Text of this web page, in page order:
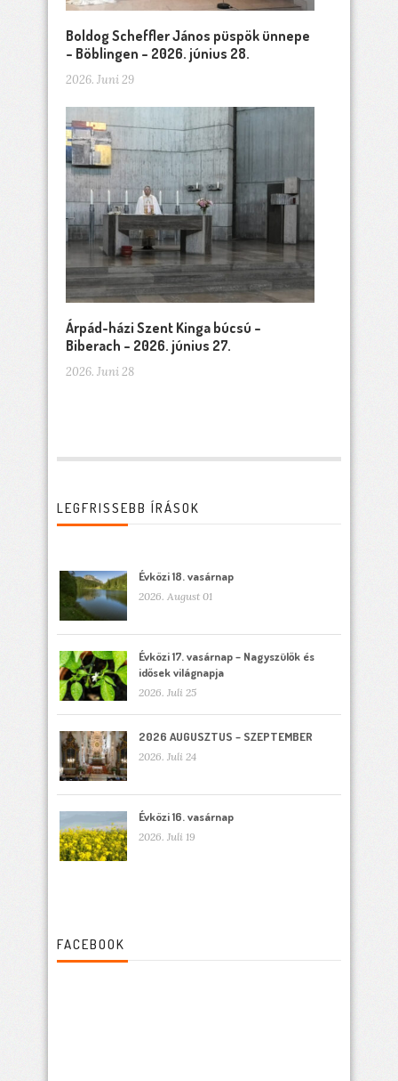
Boldog Scheffler János püspök ünnepe
– Böblingen – 2026. június 28.
2026. Juni 29
Árpád-házi Szent Kinga búcsú –
Biberach – 2026. június 27.
2026. Juni 28
LEGFRISSEBB ÍRÁSOK
Évközi 18. vasárnap
2026. August 01
Évközi 17. vasárnap – Nagyszülők és
idősek világnapja
2026. Juli 25
2026 AUGUSZTUS – SZEPTEMBER
2026. Juli 24
Évközi 16. vasárnap
2026. Juli 19
FACEBOOK